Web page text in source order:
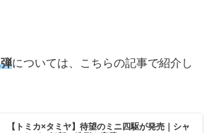
については、こちらの記事で紹介し
【トミカ×タミヤ】待望のミニ四駆が発売｜シャ